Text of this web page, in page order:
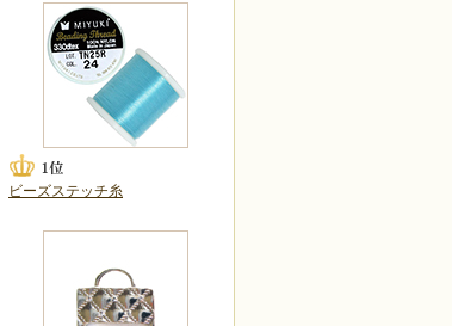
ビーズステッチ糸